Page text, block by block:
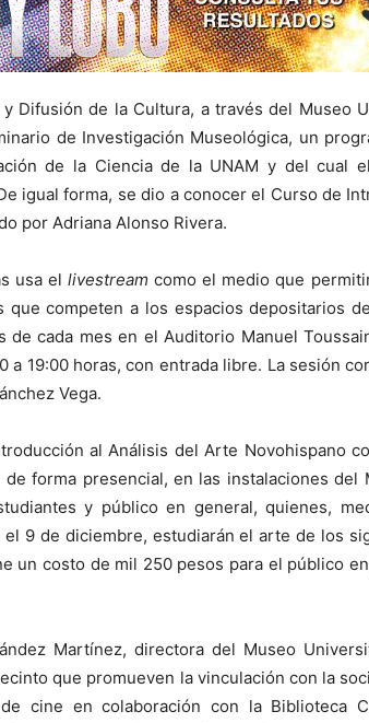
Difusión de la Cultura, a través del Museo
de Investigación Museológica, un
de la Ciencia de la UNAM y del cual
igual forma, se dio a conocer el Curso de
por Adriana Alonso Rivera.
usa el livestreamcomo el medio que
que competen a los espacios depositarios
cada mes en el Auditorio Manuel
a 19:00 horas, con entrada libre. La sesión
Vega.
al Análisis del Arte Novohispano
forma presencial, en las instalaciones del
y público en general, quienes,
9 de diciembre, estudiarán el arte de los
un costo de mil 250 pesos para el público
Martínez, directora del Museo
que promueven la vinculación con la
cine en colaboración con la Biblioteca